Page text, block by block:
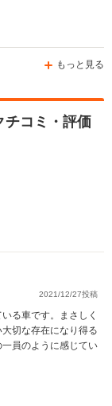
└郊外
もっと見る
チコミ・評価
2021/12/27投稿
る車です。まさしく
切な存在になり得る
員のように感じてい